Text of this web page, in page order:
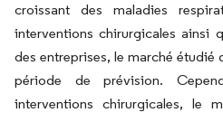
croissant des maladies
interventions chirurgicales ainsi
des entreprises, le marché étudié
période de prévision.
interventions chirurgicales, le